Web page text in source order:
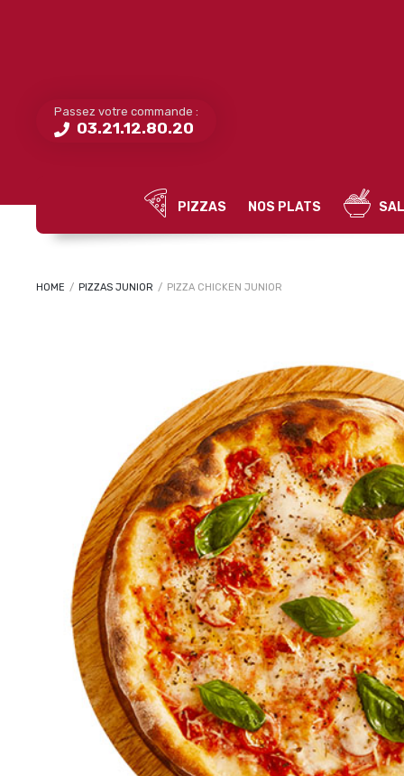
Passez votre commande :
03.21.12.80.20
PIZZAS NOS PLATS
HOME / PIZZAS JUNIOR / PIZZA CHICKEN JUNIOR